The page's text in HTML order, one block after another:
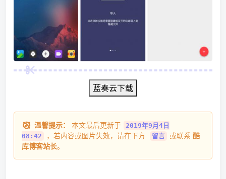
蓝奏云下载
温馨提示： 本文最后更新于 2019年9月4日
08:42
，若内容或图片失效，请在下方 留言 或联系 酷
库博客站长。